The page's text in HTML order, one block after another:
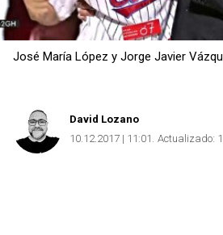
José María López y Jorge Javier
David Lozano
10.12.2017 | 11:01 Actualizado: